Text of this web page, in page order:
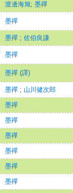
渡邊海旭; 墨禪
墨禪
墨禪 ; 佐伯良謙
墨禪
墨禪 (譯)
墨禪 ; 山川健次郎
墨禪
墨禪
墨禪
墨禪
墨禪
墨禪